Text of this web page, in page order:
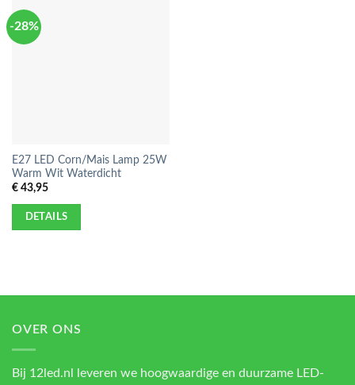
-28%
E27 LED Corn/Mais Lamp 25W
Warm Wit Waterdicht
€43,95
DETAILS
OVER ONS
Bij 12led.nl leveren we hoogwaardige en duurzame LED-